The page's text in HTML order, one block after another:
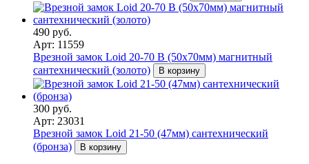
490 руб.
Арт: 11559
Врезной замок Loid 20-70 B (50х70мм) магнитный
сантехнический (золото)
В корзину
300 руб.
Арт: 23031
Врезной замок Loid 21-50 (47мм) сантехнический
(бронза)
В корзину